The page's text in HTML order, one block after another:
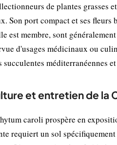
de plantes grasses
Son port compact et ses
est membre, sont
d'usages médicinaux ou
succulentes méditerranéennes
et entretien de la
caroli prospère en
requiert un sol